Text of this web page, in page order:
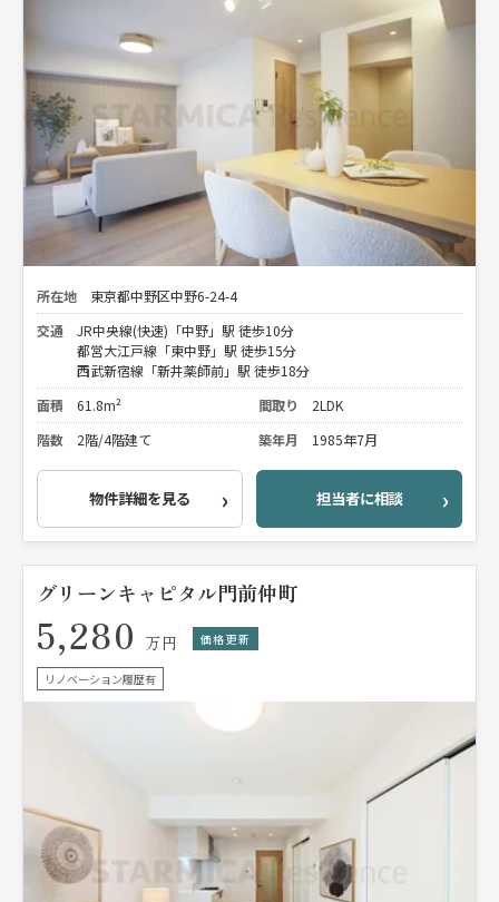
所在地
東京都中野区中野6-24-4
交通
JR中央線(快速)「中野」駅 徒歩10分
都営大江戸線「東中野」駅 徒歩15分
西武新宿線「新井薬師前」駅 徒歩18分
面積
61.8m² 間取り
2LDK
階数
2階/4階建て 築年月 1985年7月
物件詳細を見る 担当者に相談
グリーンキャピタル門前仲町
5,280 万円 価格更新
リノベーション履歴有